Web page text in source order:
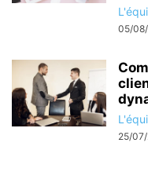
05/
25/